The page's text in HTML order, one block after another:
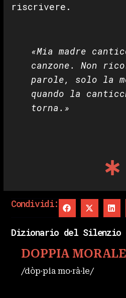
riscrivere.
«Mia madre
canzone. Non
parole, solo la
quando la
torna.»
Condividi:
Dizionario del Silenzio
DOPPIA MORALE
/dòp·pia mo·rà·le/